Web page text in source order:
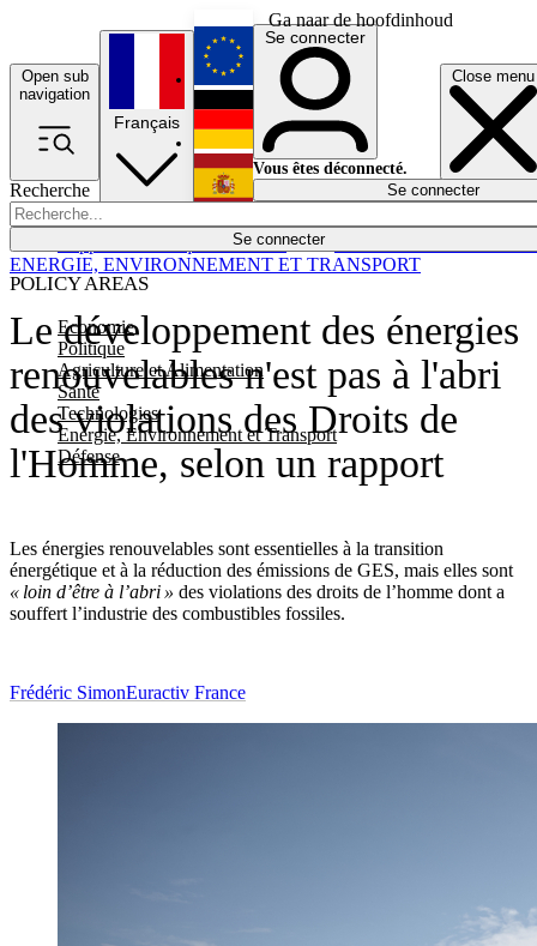
Ga naar de hoofdinhoud
Open sub
navigation
Close menu
Recherche
Se connecter
POLICY AREAS
Economie
Politique
Agriculture et Alimentation
Santé
Technologies
Energie, Environnement et Transport
Défense
Économie
Français
English
Deutsch
Español
Se connecter
Vous êtes déconnecté.
Se connecter
Le développement des énergies
renouvelables n'est pas à l'abri
des violations des Droits de
l'Homme, selon un rapport
Les énergies renouvelables sont essentielles à la transition
énergétique et à la réduction des émissions de GES, mais elles sont
« loin d’être à l’abri » des violations des droits de l’homme dont a
souffert l’industrie des combustibles fossiles.
ENERGIE, ENVIRONNEMENT ET TRANSPORT
Frédéric SimonEuractiv France